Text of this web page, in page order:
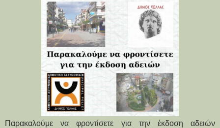
Παρακαλούμε να φροντίσετε για την έκδοση αδειών